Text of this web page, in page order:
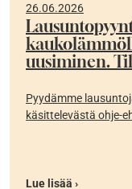
26.06.2026
uusiminen.
Pyydämme
käsittelevästä ohje-
Lue lisää ›